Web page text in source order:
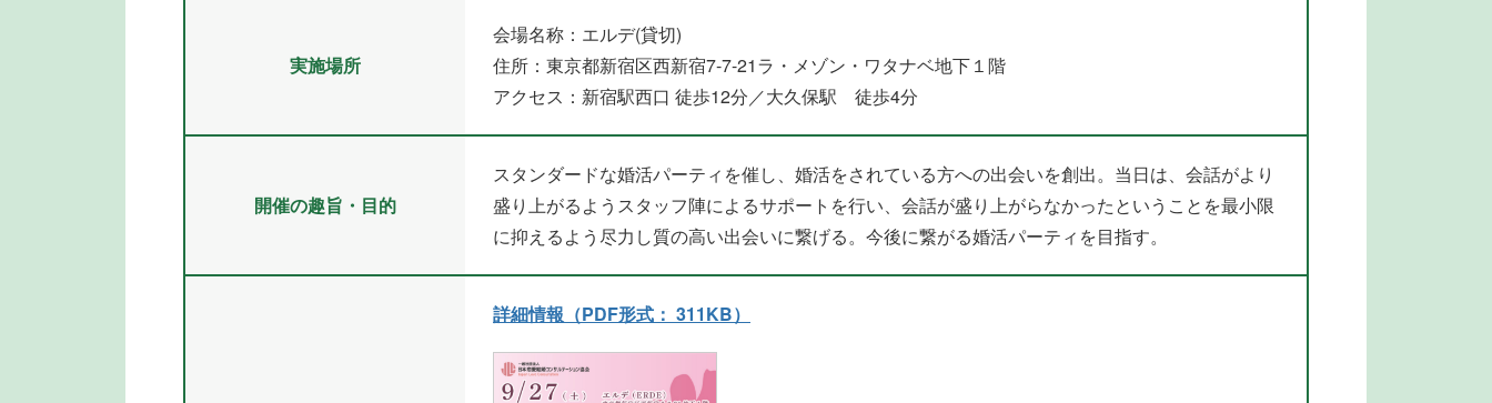
実施場所
会場名称：エルデ(貸切)
住所：東京都新宿区西新宿7-7-21ラ・メゾン・ワタナベ地下１階
アクセス：新宿駅西口 徒歩12分／大久保駅 徒歩4分
開催の趣旨・目的
スタンダードな婚活パーティを催し、婚活をされている方への出会いを創出。当日は、会話がより
盛り上がるようスタッフ陣によるサポートを行い、会話が盛り上がらなかったということを最小限
に抑えるよう尽力し質の高い出会いに繋げる。今後に繋がる婚活パーティを目指す。
詳細情報（PDF形式： 311KB）